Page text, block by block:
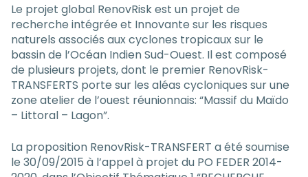
Le projet global RenovRisk est un projet de
recherche intégrée et Innovante sur les risques
naturels associés aux cyclones tropicaux sur le
bassin de l’Océan Indien Sud-Ouest. Il est composé
de plusieurs projets, dont le premier RenovRisk-
TRANSFERTS porte sur les aléas cycloniques sur une
zone atelier de l’ouest réunionnais: “Massif du Maïdo
– Littoral – Lagon”.
La proposition RenovRisk-TRANSFERT a été soumise
le 30/09/2015 à l’appel à projet du PO FEDER 2014-